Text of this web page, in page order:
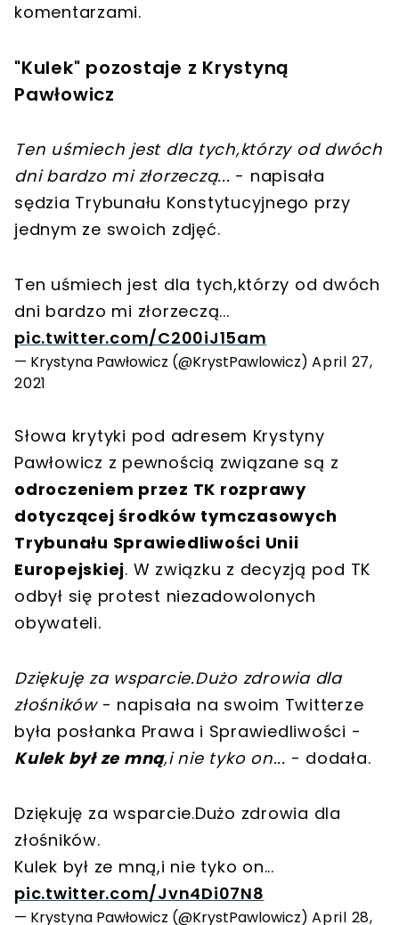
komentarzami.
"Kulek" pozostaje z Krystyną
Pawłowicz
Ten uśmiech jest dla tych,którzy od dwóch
dni bardzo mi złorzeczą... - napisała
sędzia Trybunału Konstytucyjnego przy
jednym ze swoich zdjęć.
Ten uśmiech jest dla tych,którzy od dwóch
dni bardzo mi złorzeczą...
pic.twitter.com/C200iJ15am
— Krystyna Pawłowicz (@KrystPawlowicz) April 27,
2021
Słowa krytyki pod adresem Krystyny
Pawłowicz z pewnością związane są z
odroczeniem przez TK rozprawy
dotyczącej środków tymczasowych
Trybunału Sprawiedliwości Unii
Europejskiej. W związku z decyzją pod TK
odbył się protest niezadowolonych
obywateli.
Dziękuję za wsparcie.Dużo zdrowia dla
złośników- napisała na swoim Twitterze
była posłanka Prawa i Sprawiedliwości -
Kulek był ze mną,i nie tyko on... - dodała.
Dziękuję za wsparcie.Dużo zdrowia dla
złośników.
Kulek był ze mną,i nie tyko on...
pic.twitter.com/Jvn4Di07N8
— Krystyna Pawłowicz (@KrystPawlowicz) April 28,